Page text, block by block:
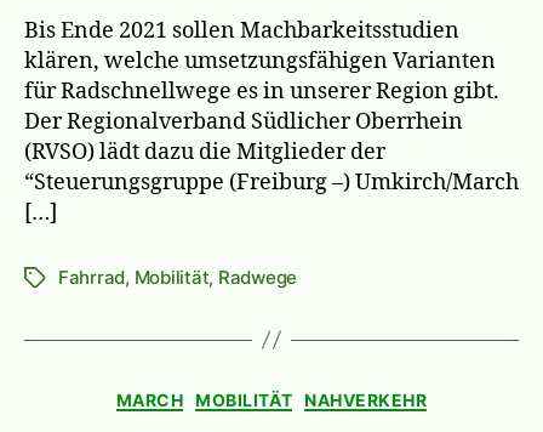
Bis Ende 2021 sollen Machbarkeitsstudien
klären, welche umsetzungsfähigen Varianten
für Radschnellwege es in unserer Region gibt.
Der Regionalverband Südlicher Oberrhein
(RVSO) lädt dazu die Mitglieder der
“Steuerungsgruppe (Freiburg –) Umkirch/March
[…]
Schlagwörter
Fahrrad, Mobilität, Radwege
Kategorien
MARCH MOBILITÄT NAHVERKEHR